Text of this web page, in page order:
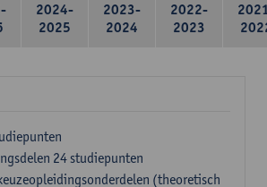
2024-
2025
2023-
2024
2022-
2023
24 studiepunten
(theoretisch